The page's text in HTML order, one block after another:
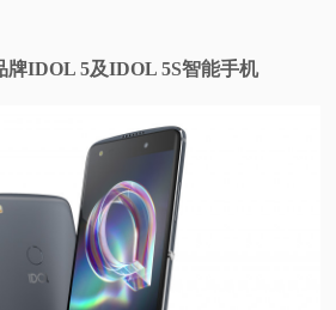
IDOL 5及IDOL 5S智能手机